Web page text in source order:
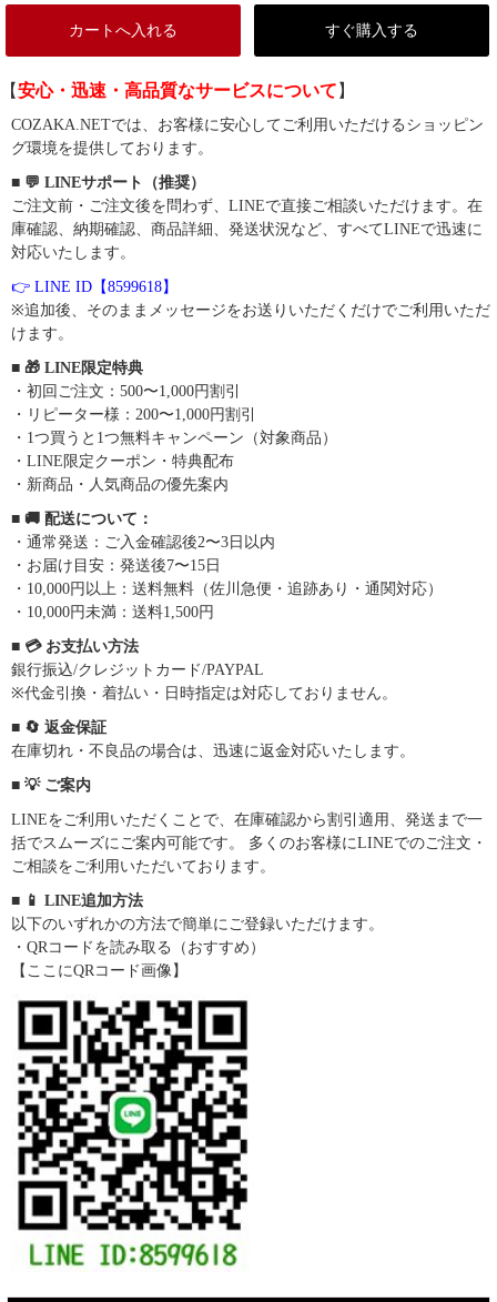
カートへ入れる すぐ購入する
【安心・迅速・高品質なサービスについて 】
COZAKA.NETでは、お客様に安心してご利用いただけるショッピン
グ環境を提供しております。
■ 💬 LINEサポート（推奨）
ご注文前・ご注文後を問わず、LINEで直接ご相談いただけます。在
庫確認、納期確認、商品詳細、発送状況など、すべてLINEで迅速に
対応いたします。
👉 LINE ID【8599618】
※追加後、そのままメッセージをお送りいただくだけでご利用いただ
けます。
■ 🎁 LINE限定特典
・初回ご注文：500〜1,000円割引
・リピーター様：200〜1,000円割引
・1つ買うと1つ無料キャンペーン（対象商品）
・LINE限定クーポン・特典配布
・新商品・人気商品の優先案内
■ 🚚 配送について：
・通常発送：ご入金確認後2〜3日以内
・お届け目安：発送後7〜15日
・10,000円以上：送料無料（佐川急便・追跡あり・通関対応）
・10,000円未満：送料1,500円
■ 💳 お支払い方法
銀行振込/クレジットカード/PAYPAL
※代金引換・着払い・日時指定は対応しておりません。
■ 🔄 返金保証
在庫切れ・不良品の場合は、迅速に返金対応いたします。
■ 💡 ご案内
LINEをご利用いただくことで、在庫確認から割引適用、発送まで一
括でスムーズにご案内可能です。 多くのお客様にLINEでのご注文・
ご相談をご利用いただいております。
■ 📱 LINE追加方法
以下のいずれかの方法で簡単にご登録いただけます。
・QRコードを読み取る（おすすめ）
【ここにQRコード画像】